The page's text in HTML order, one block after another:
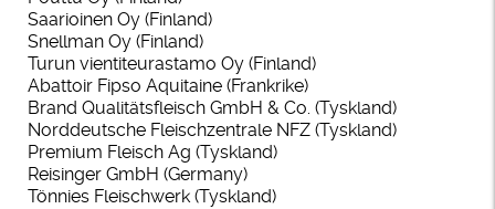
Saarioinen Oy (Finland)
Snellman Oy (Finland)
Turun vientiteurastamo Oy (Finland)
Abattoir Fipso Aquitaine (Frankrike)
Brand Qualitätsfleisch GmbH & Co. (Tyskland)
Norddeutsche Fleischzentrale NFZ (Tyskland)
Premium Fleisch Ag (Tyskland)
Reisinger GmbH (Germany)
Tönnies Fleischwerk (Tyskland)